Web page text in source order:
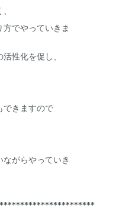
でやっていきま
性化を促し、
できますので
がらやっていき